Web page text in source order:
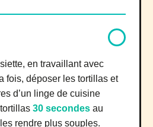
en travaillant avec
fois, déposer les tortillas et
d’un linge de cuisine
30 secondes au
rendre plus souples.